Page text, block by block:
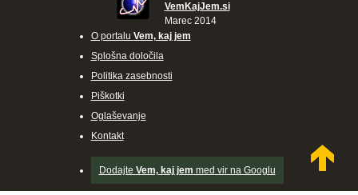
VemKajJem.si
Marec 2014
O portalu Vem, kaj jem
Splošna določila
Politika zasebnosti
Piškotki
Oglaševanje
Kontakt
Dodajte Vem, kaj jem med vir na Googlu